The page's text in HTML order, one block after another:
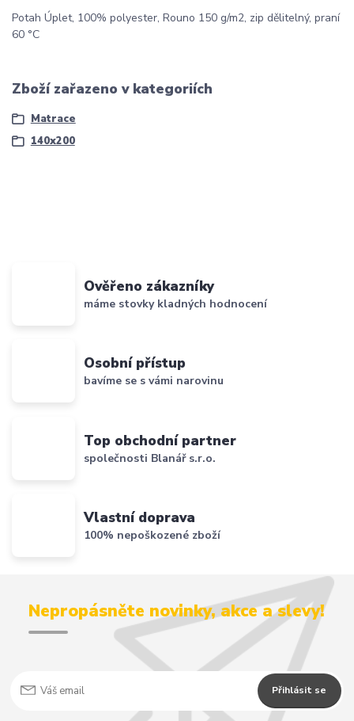
Potah Úplet, 100% polyester, Rouno 150 g/m2, zip dělitelný, praní
60 °C
Zboží zařazeno v kategoriích
Matrace
140x200
Ověřeno zákazníky
máme stovky kladných hodnocení
Osobní přístup
bavíme se s vámi narovinu
Top obchodní partner
společnosti Blanář s.r.o.
Vlastní doprava
100% nepoškozené zboží
Nepropásněte novinky, akce a slevy!
Přihlásit se